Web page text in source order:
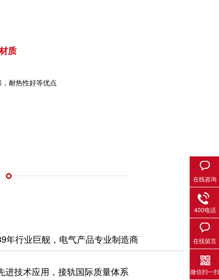
质
耐热性好等优点
年行业巨舰，电气产品专业制造商
进技术应用，接轨国际质量体系
在线咨询
400电话
在线留言
微信扫一扫